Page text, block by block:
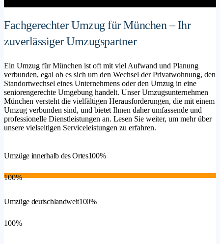
Fachgerechter Umzug für München – Ihr
zuverlässiger Umzugspartner
Ein Umzug für München ist oft mit viel Aufwand und Planung
verbunden, egal ob es sich um den Wechsel der Privatwohnung, den
Standortwechsel eines Unternehmens oder den Umzug in eine
seniorengerechte Umgebung handelt. Unser Umzugsunternehmen
München versteht die vielfältigen Herausforderungen, die mit einem
Umzug verbunden sind, und bietet Ihnen daher umfassende und
professionelle Dienstleistungen an. Lesen Sie weiter, um mehr über
unsere vielseitigen Serviceleistungen zu erfahren.
Umzüge innerhalb des Ortes100%
100%
Umzüge deutschlandweit100%
100%